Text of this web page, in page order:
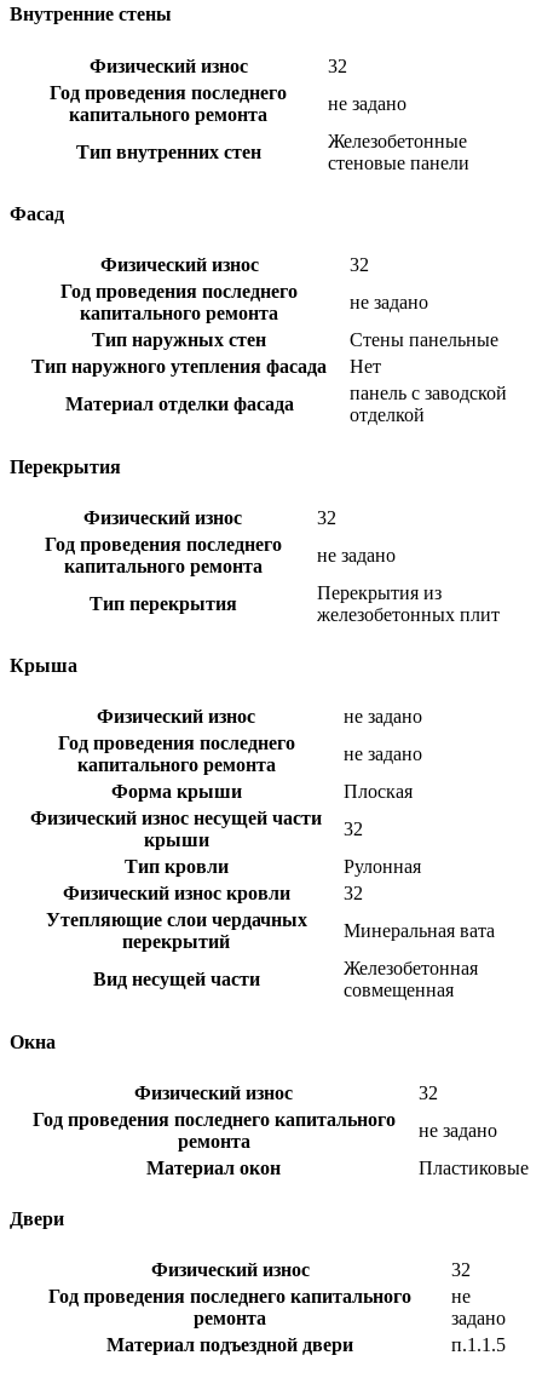
Внутренние стены
Физический износ
32
Год проведения последнего
капитального ремонта
не задано
Тип внутренних стен
Железобетонные
стеновые панели
Фасад
Физический износ
32
Год проведения последнего
капитального ремонта
не задано
Тип наружных стен
Стены панельные
Тип наружного утепления фасада
Нет
Материал отделки фасада
панель с заводской
отделкой
Перекрытия
Физический износ
32
Год проведения последнего
капитального ремонта
не задано
Тип перекрытия
Перекрытия из
железобетонных плит
Крыша
Физический износ
не задано
Год проведения последнего
капитального ремонта
не задано
Форма крыши
Плоская
Физический износ несущей части
крыши
32
Тип кровли
Рулонная
Физический износ кровли
32
Утепляющие слои чердачных
перекрытий
Минеральная вата
Вид несущей части
Железобетонная
совмещенная
Окна
Физический износ
32
Год проведения последнего капитального
ремонта
не задано
Материал окон
Пластиковые
Двери
Физический износ
32
Год проведения последнего капитального
ремонта
не
задано
Материал подъездной двери
п.1.1.5